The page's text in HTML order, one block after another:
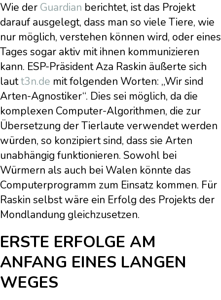
Wie der Guardian berichtet, ist das Projekt
darauf ausgelegt, dass man so viele Tiere, wie
nur möglich, verstehen können wird, oder eines
Tages sogar aktiv mit ihnen kommunizieren
kann. ESP-Präsident Aza Raskin äußerte sich
lautt3n.de mit folgenden Worten: „Wir sind
Arten-Agnostiker“. Dies sei möglich, da die
komplexen Computer-Algorithmen, die zur
Übersetzung der Tierlaute verwendet werden
würden, so konzipiert sind, dass sie Arten
unabhängig funktionieren. Sowohl bei
Würmern als auch bei Walen könnte das
Computerprogramm zum Einsatz kommen. Für
Raskin selbst wäre ein Erfolg des Projekts der
Mondlandung gleichzusetzen.
ERSTE ERFOLGE AM
ANFANG EINES LANGEN
WEGES